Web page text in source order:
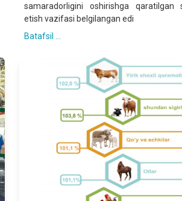
samaradorligini oshirishga qaratilgan
etish vazifasi belgilangan edi
Batafsil ...